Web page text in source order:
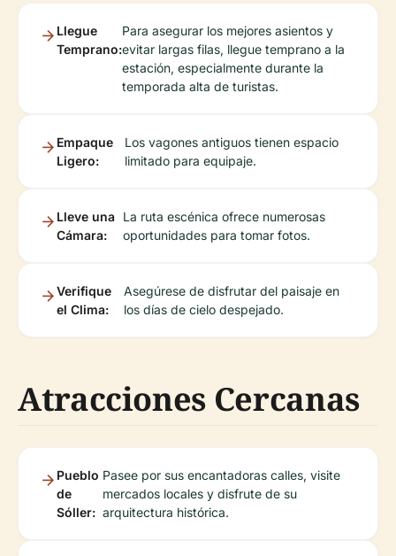
Llegue
Temprano:
Para asegurar los mejores asientos y
evitar largas filas, llegue temprano a la
estación, especialmente durante la
temporada alta de turistas.
Empaque
Ligero:
Los vagones antiguos tienen espacio
limitado para equipaje.
Lleve una
Cámara:
La ruta escénica ofrece numerosas
oportunidades para tomar fotos.
Verifique
el Clima:
Asegúrese de disfrutar del paisaje en
los días de cielo despejado.
Atracciones Cercanas
Pueblo
de
Sóller:
Pasee por sus encantadoras calles, visite
mercados locales y disfrute de su
arquitectura histórica.